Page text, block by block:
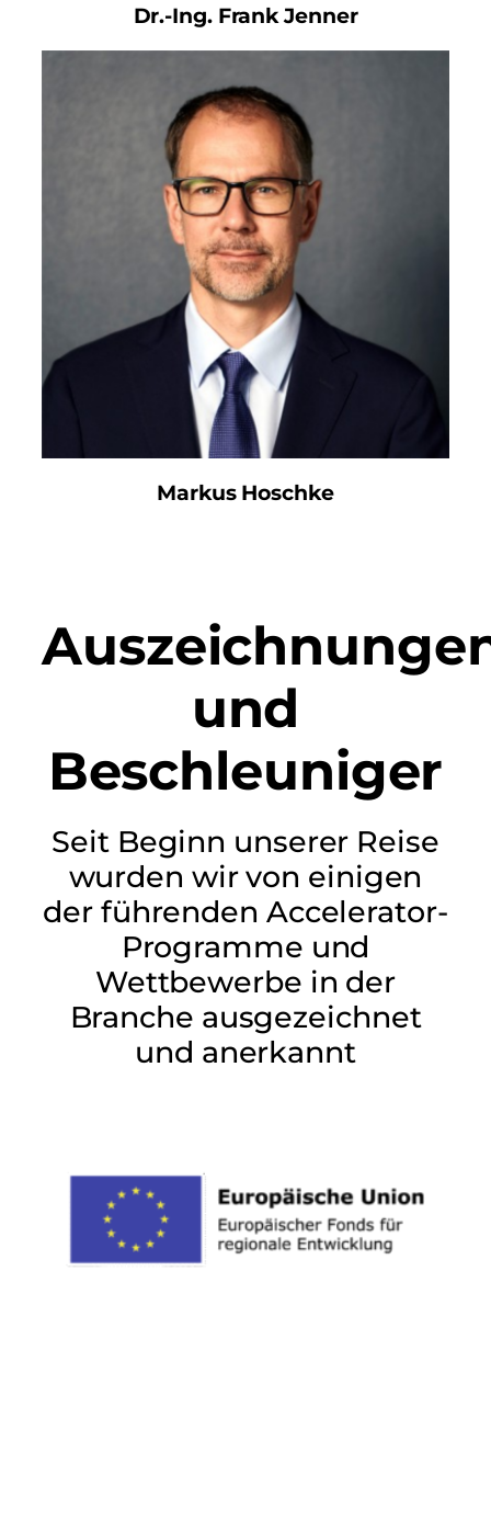
Dr.-Ing. Frank Jenner
Markus Hoschke
und
Beschleuniger
Seit Beginn unserer Reise
wurden wir von einigen
der führenden Accelerator-
Programme und
Wettbewerbe in der
Branche ausgezeichnet
und anerkannt